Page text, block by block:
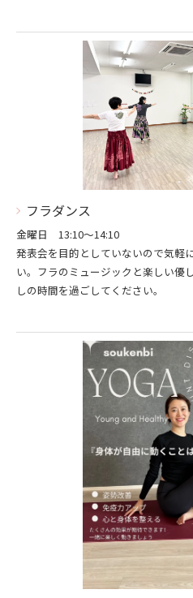
フラダンス
金曜日 13:10～14:10
発表会を目的としていないので気軽
い。フラのミュージックと楽しい優
しの時間を過ごしてください。